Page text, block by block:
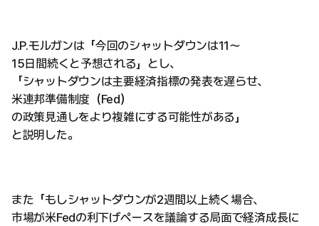
J.P.モルガンは「今回のシャットダウンは11〜
15日間続くと予想される」とし、
「シャットダウンは主要経済指標の発表を遅らせ、
米連邦準備制度（Fed）
の政策見通しをより複雑にする可能性がある」
と説明した。
また「もしシャットダウンが2週間以上続く場合、
市場が米Fedの利下げペースを議論する局面で経済成長に